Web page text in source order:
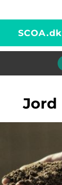
SCOA.dk
jord